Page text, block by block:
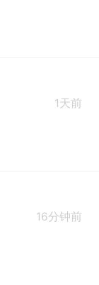
1天前
16分钟前